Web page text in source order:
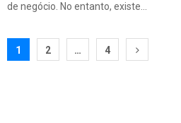
de negócio. No entanto, existe...
Paginação
1 2 … 4